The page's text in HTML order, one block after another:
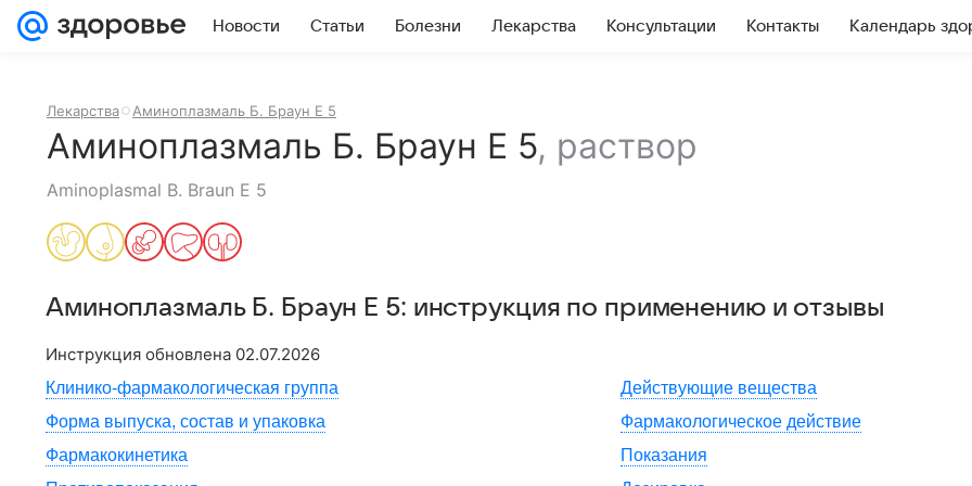
Новости Статьи Болезни Лекарства Консультации Контакты Календарь
Лекарства Аминоплазмаль Б. Браун Е 5
Аминоплазмаль Б. Браун Е 5, раствор
Aminoplasmal B. Braun E 5
Аминоплазмаль Б. Браун Е 5: инструкция по применению и отзывы
Инструкция обновлена 02.07.2026
Клинико-фармакологическая группа
Действующие вещества
Форма выпуска, состав и упаковка
Фармакологическое действие
Фармакокинетика
Показания